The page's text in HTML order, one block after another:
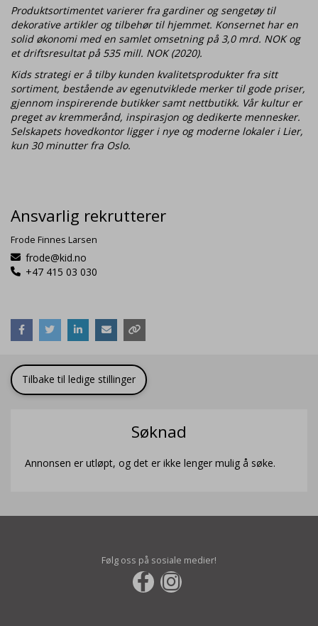
Produktsortimentet varierer fra gardiner og sengetøy til
dekorative artikler og tilbehør til hjemmet. Konsernet har en
solid økonomi med en samlet omsetning på 3,0 mrd. NOK og
et driftsresultat på 535 mill. NOK (2020).
Kids strategi er å tilby kunden kvalitetsprodukter fra sitt
sortiment, bestående av egenutviklede merker til gode priser,
gjennom inspirerende butikker samt nettbutikk. Vår kultur er
preget av kremmerånd, inspirasjon og dedikerte mennesker.
Selskapets hovedkontor ligger i nye og moderne lokaler i Lier,
kun 30 minutter fra Oslo.
Ansvarlig rekrutterer
Frode Finnes Larsen
frode@kid.no
+47 415 03 030
Tilbake til ledige stillinger
Søknad
Annonsen er utløpt, og det er ikke lenger mulig å søke.
Følg oss på sosiale medier!